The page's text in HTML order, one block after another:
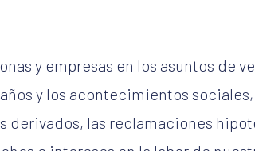
y empresas en los asuntos de
y los acontecimientos
derivados, las reclamaciones